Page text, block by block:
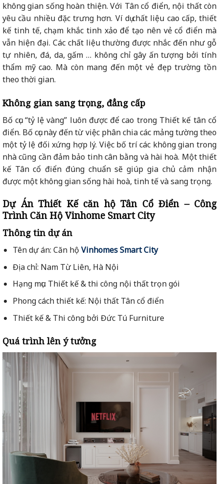
không gian sống hoàn thiện. Với Tân cổ điển, nội thất còn
yêu cầu nhiều đặc trưng hơn. Ví dụ chất liệu cao cấp, thiết
kế tinh tế, chạm khắc tinh xảo để tạo nên vẻ cổ điển mà
vẫn hiện đại. Các chất liệu thường được nhắc đến như gỗ
tự nhiên, đá, da, gấm … không chỉ gây ấn tượng bởi tính
thẩm mỹ cao. Mà còn mang đến một vẻ đẹp trường tồn
theo thời gian.
Không gian sang trọng, đẳng cấp
Bố cục “tỷ lệ vàng” luôn được để cao trong Thiết kế tân cổ
điển. Bố cục này đến từ việc phân chia các mảng tường theo
một tỷ lệ đối xứng hợp lý. Việc bố trí các không gian trong
nhà cũng cần đảm bảo tinh cân bằng và hài hoà. Một thiết
kế Tân cổ điển đúng chuẩn sẽ giúp gia chủ cảm nhận
được một không gian sống hài hoà, tinh tế và sang trọng.
Dự Án Thiết Kế căn hộ Tân Cổ Điển – Công
Trình Căn Hộ Vinhome Smart City
Thông tin dự án
Tên dự án: Căn hộ Vinhomes Smart City
Địa chỉ: Nam Từ Liên, Hà Nội
Hạng mục: Thiết kế & thi công nội thất trọn gói
Phong cách thiết kế: Nội thất Tân cổ điển
Thiết kế & Thi công bởi Đức Tú Furniture
Quá trình lên ý tưởng